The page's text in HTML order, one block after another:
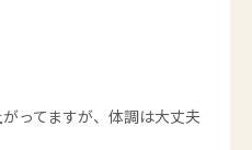
ってますが、体調は大丈夫